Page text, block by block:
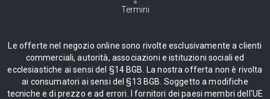
Termini
Le offerte nel negozio online sono rivolte esclusivamente a clienti
commerciali, autorità, associazioni e istituzioni sociali ed
ecclesiastiche ai sensi del §14 BGB. La nostra offerta non è rivolta
ai consumatori ai sensi del §13 BGB. Soggetto a modifiche
tecniche e di prezzo e ad errori. I fornitori dei paesi membri dell'UE